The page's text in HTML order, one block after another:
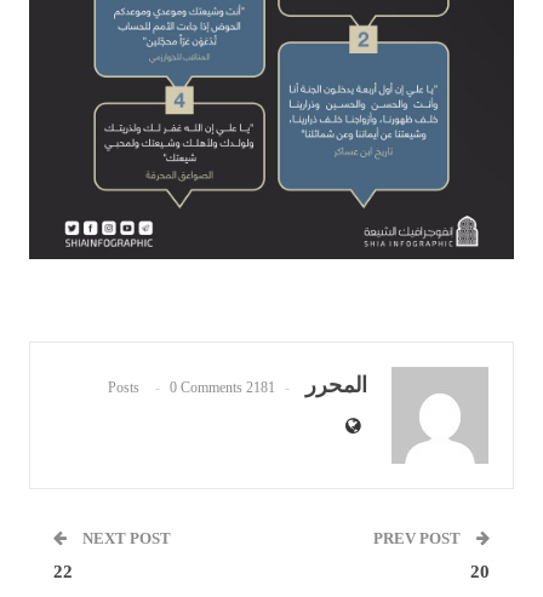
المحرر 2181 Posts
0 Comments
20
NEXT POST
22